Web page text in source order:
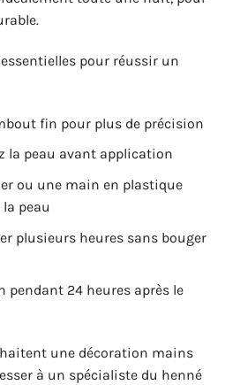
pour réussir un
fin pour plus de précision
la peau avant application
ou une main en plastique
peau
plusieurs heures sans bouger
pendant 24 heures après le
une décoration mains
à un spécialiste du henné